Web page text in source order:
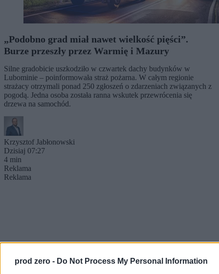
prod zero - Do Not Process My Personal Information
„Podobno grad miał nawet wielkość pięści”.
Burze przeszły przez Warmię i Mazury
Silne gradobicie uszkodziło w czwartek dachy budynków w
Lubominie – poinformowała straż pożarna. W całym regionie
strażacy otrzymali ponad 250 zgłoszeń o zdarzeniach związanych z
pogodą. Jedna osoba została ranna wskutek przewrócenia się
drzewa na samochód.
Krzysztof Jabłonowski
Dzisiaj 07:27
4 min
Reklama
Reklama